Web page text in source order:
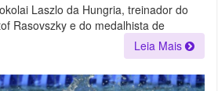
Laszlo da Hungria, treinador do
Rasovszky e do medalhista de
Leia Mais